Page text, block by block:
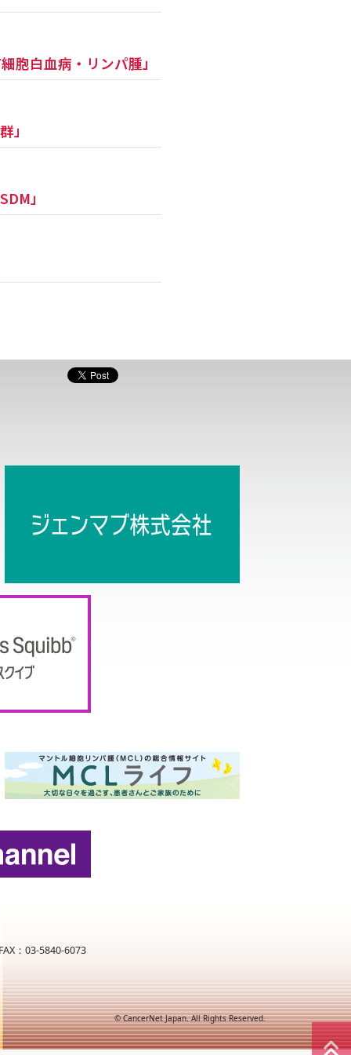
胞白血病・リンパ腫」
」
」
：03-5840-6073
© CancerNet Japan. All Rights Reserved.